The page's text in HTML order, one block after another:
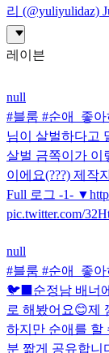
리 (@yuliyulidaz)
레이븐
null
#블룸 #순애_좋
님이 살벌하다고
살벌 금쪽이가 이
이에요(???) 제작
Full 로그 -1-
pic.twitter.com/
null
#블룸 #순애_좋
🐦‍⬛순정남 배너
로 해봤어요😊제
하지만 순애를 할
분 짧게 공유합니